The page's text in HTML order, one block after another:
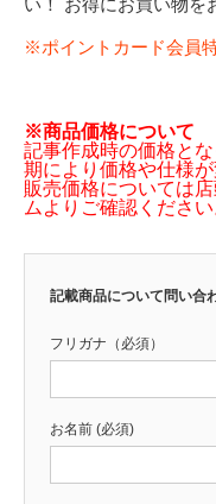
※ポイントカード会員
※商品価格について
記事作成時の価格と
期により価格や仕様
販売価格については
ムよりご確認ください
記載商品について問い合
フリガナ（必須）
お名前 (必須)